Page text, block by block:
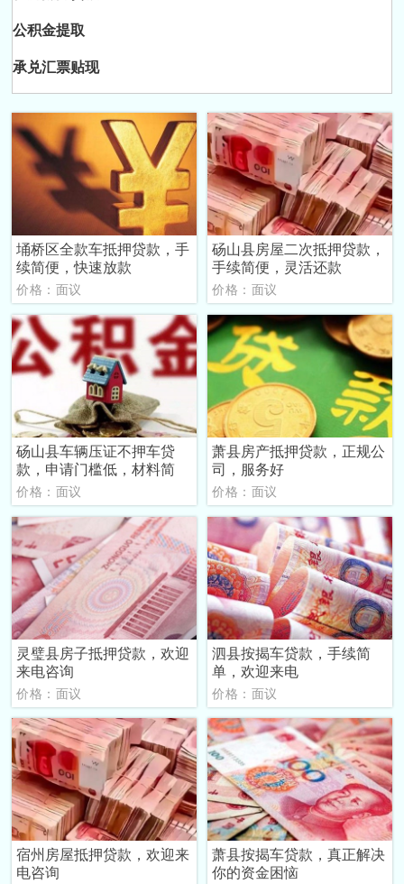
公积金提取
承兑汇票贴现
埇桥区全款车抵押贷款，手
续简便，快速放款
价格：面议
砀山县房屋二次抵押贷款，
手续简便，灵活还款
价格：面议
砀山县车辆压证不押车贷
款，申请门槛低，材料简
价格：面议
萧县房产抵押贷款，正规公
司，服务好
价格：面议
灵璧县房子抵押贷款，欢迎
来电咨询
价格：面议
泗县按揭车贷款，手续简
单，欢迎来电
价格：面议
宿州房屋抵押贷款，欢迎来
电咨询
萧县按揭车贷款，真正解决
你的资金困恼